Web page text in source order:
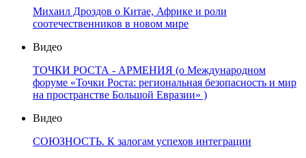
Михаил Дроздов о Китае, Африке и роли
соотечественников в новом мире
Видео
ТОЧКИ РОСТА - АРМЕНИЯ (о Международном
форуме «Точки Роста: региональная безопасность и мир
на пространстве Большой Евразии» )
Видео
СОЮЗНОСТЬ. К залогам успехов интеграции